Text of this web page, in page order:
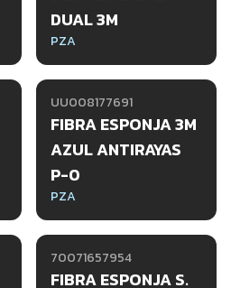
DUAL 3M
PZA
UU008177691
FIBRA ESPONJA 3M
AZUL ANTIRAYAS
P-0
PZA
70071657954
FIBRA ESPONJA S.